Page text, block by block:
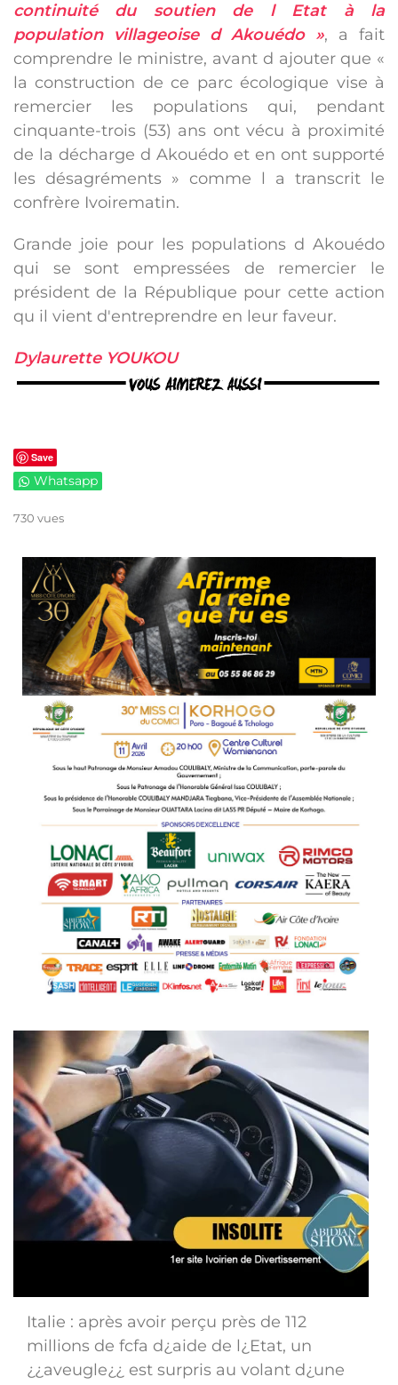
continuité du soutien de l Etat à la
population villageoise d Akouédo », a fait
comprendre le ministre, avant d ajouter que «
la construction de ce parc écologique vise à
remercier les populations qui, pendant
cinquante-trois (53) ans ont vécu à proximité
de la décharge d Akouédo et en ont supporté
les désagréments » comme l a transcrit le
confrère Ivoirematin.
Grande joie pour les populations d Akouédo
qui se sont empressées de remercier le
président de la République pour cette action
qu il vient d'entreprendre en leur faveur.
Dylaurette YOUKOU
Save
Whatsapp
730 vues
Italie : après avoir perçu près de 112
millions de fcfa d¿aide de l¿Etat, un
¿¿aveugle¿¿ est surpris au volant d¿une